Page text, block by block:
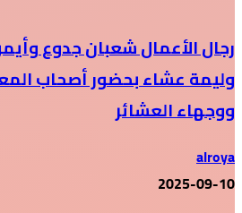
رجال الأعمال شعبان جدوع
وليمة عشاء بحضور أصحاب
ووجهاء العشائر
alroya
2025-09-10